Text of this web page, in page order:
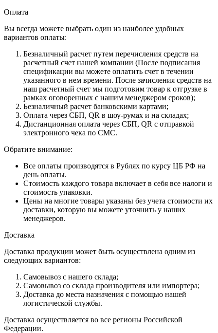
Оплата
Вы всегда можете выбрать один из наиболее удобных
вариантов оплаты:
Безналичный расчет путем перечисления средств на
расчетный счет нашей компании (После подписания
спецификации вы можете оплатить счет в течении
указанного в нем времени. После зачисления средств на
наш расчетный счет мы подготовим товар к отгрузке в
рамках оговоренных с нашим менеджером сроков);
Безналичный расчет банковскими картами;
Оплата через СБП, QR в шоу-румах и на складах;
Дистанционная оплата через СБП, QR с отправкой
электронного чека по СМС.
Обратите внимание:
Все оплаты производятся в Рублях по курсу ЦБ РФ на
день оплаты.
Стоимость каждого товара включает в себя все налоги и
стоимость упаковки.
Цены на многие товары указаны без учета стоимости их
доставки, которую вы можете уточнить у наших
менеджеров.
Доставка
Доставка продукции может быть осуществлена одним из
следующих вариантов:
Самовывоз с нашего склада;
Самовывоз со склада производителя или импортера;
Доставка до места назначения с помощью нашей
логистической службы.
Доставка осуществляется во все регионы Российской
Федерации.